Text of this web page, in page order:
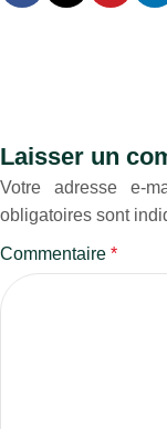
Laisser un
Votre adresse e-
obligatoires sont
Commentaire *